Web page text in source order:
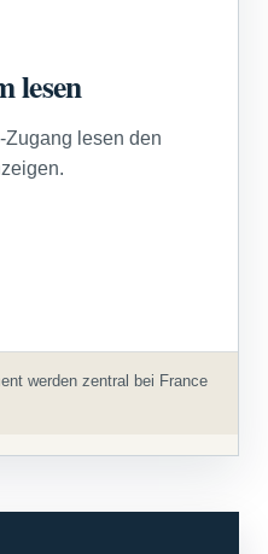
lesen
Zugang lesen den
werden zentral bei France